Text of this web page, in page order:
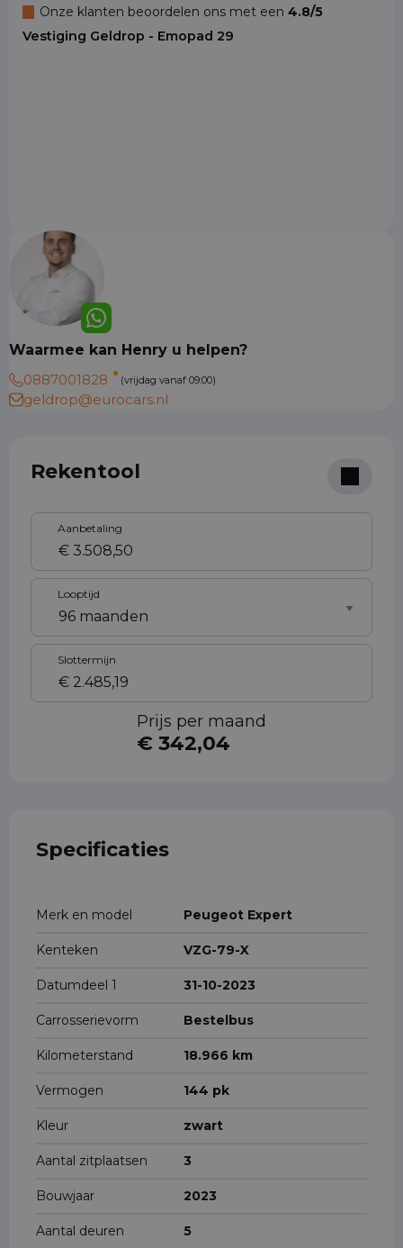
Onze klanten beoordelen ons met een 4.8/5
Vestiging Geldrop - Emopad 29
Waarmee kan Henry u helpen?
0887001828
(vrijdag vanaf 09:00)
geldrop@eurocars.nl
Rekentool
Aanbetaling
Looptijd
Slottermijn
Prijs per maand
€ 342,04
Specificaties
Merk en model Peugeot Expert
Kenteken VZG-79-X
Datumdeel 1 31-10-2023
Carrosserievorm Bestelbus
Kilometerstand 18.966 km
Vermogen 144 pk
Kleur zwart
Aantal zitplaatsen 3
Bouwjaar 2023
Aantal deuren 5